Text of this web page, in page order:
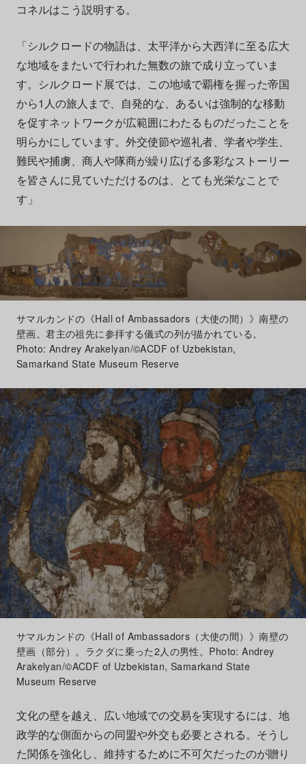
コネルはこう説明する。
「シルクロードの物語は、太平洋から大西洋に至る広大
な地域をまたいで行われた無数の旅で成り立っていま
す。シルクロード展では、この地域で覇権を握った帝国
から1人の旅人まで、自発的な、あるいは強制的な移動
を促すネットワークが広範囲にわたるものだったことを
明らかにしています。外交使節や巡礼者、学者や学生、
難民や捕虜、商人や隊商が繰り広げる多彩なストーリー
を皆さんに見ていただけるのは、とても光栄なことで
す」
サマルカンドの《Hall of Ambassadors（大使の間）》南壁の
壁画。君主の祖先に参拝する儀式の列が描かれている。
Photo: Andrey Arakelyan/©ACDF of Uzbekistan,
Samarkand State Museum Reserve
サマルカンドの《Hall of Ambassadors（大使の間）》南壁の
壁画（部分）。ラクダに乗った2人の男性。Photo: Andrey
Arakelyan/©ACDF of Uzbekistan, Samarkand State
Museum Reserve
文化の壁を越え、広い地域での交易を実現するには、地
政学的な側面からの同盟や外交も必要とされる。そうし
た関係を強化し、維持するために不可欠だったのが贈り